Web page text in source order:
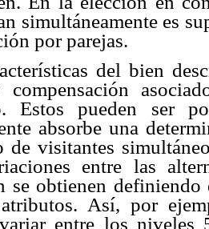
simultáneamente es
por parejas.
del bien
compensación
Estos pueden ser
absorbe una
de visitantes
entre las
se obtienen
Así, por
entre los niveles